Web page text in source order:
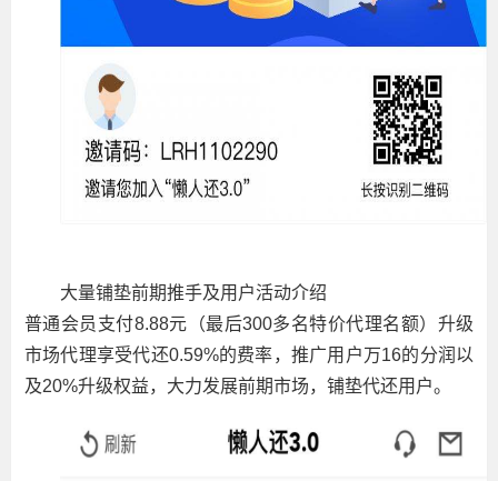
大量铺垫前期推手及用户活动介绍
普通会员支付8.88元（最后300多名特价代理名额）升级
市场代理享受代还0.59%的费率，推广用户万16的分润以
及20%升级权益，大力发展前期市场，铺垫代还用户。